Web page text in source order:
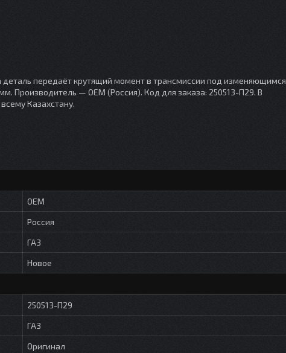
деталь передаёт крутящий момент в трансмиссии под изменяющимся
Производитель — OEM (Россия). Код для заказа: 250513-П29. В
Казахстану.
OEM
Россия
ГАЗ
Новое
250513-П29
ГАЗ
Оригинал